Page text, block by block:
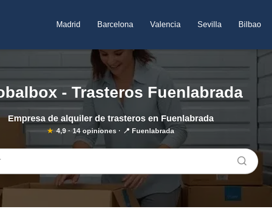
Madrid Barcelona Valencia Sevilla Bilbao
- Trasteros Fuenlabrada
Empresa de alquiler de trasteros en Fuenlabrada
★ 4,9 · 14 opiniones · 📍 Fuenlabrada